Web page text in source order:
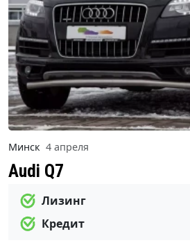
Минск 4 апреля
Audi Q7
Лизинг
Кредит